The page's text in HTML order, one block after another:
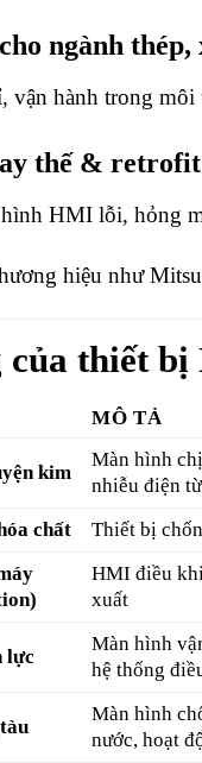
ngành
vận hành trong
thế &
HMI lỗi, hỏng
hiệu như
của thiết bị
MÔ TẢ
kim
Màn hình
nhiễu điện từ
chất
Thiết bị
HMI điều
xuất
lực
Màn hình
hệ thống
Màn hình
nước, hoạt